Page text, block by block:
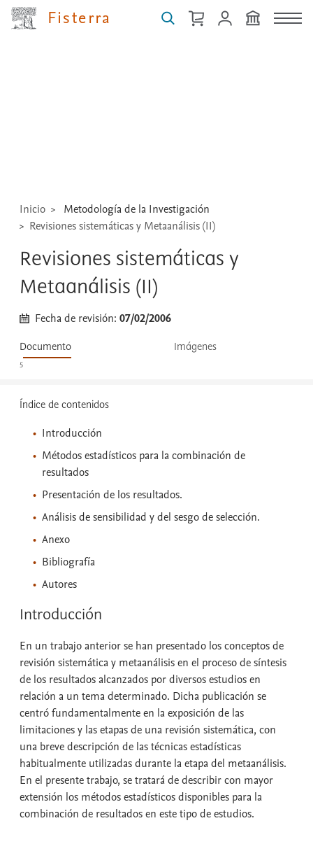
Fisterra
Inicio
Metodología de la Investigación
Revisiones sistemáticas y Metaanálisis (II)
Revisiones sistemáticas y
Metaanálisis (II)
Fecha de revisión:07/02/2006
Documento Imágenes
5
Índice de contenidos
Introducción
Métodos estadísticos para la combinación de
resultados
Presentación de los resultados.
Análisis de sensibilidad y del sesgo de selección.
Anexo
Bibliografía
Autores
Introducción
En un trabajo anterior se han presentado los conceptos de
revisión sistemática y metaanálisis en el proceso de síntesis
de los resultados alcanzados por diversos estudios en
relación a un tema determinado. Dicha publicación se
centró fundamentalmente en la exposición de las
limitaciones y las etapas de una revisión sistemática, con
una breve descripción de las técnicas estadísticas
habitualmente utilizadas durante la etapa del metaanálisis.
En el presente trabajo, se tratará de describir con mayor
extensión los métodos estadísticos disponibles para la
combinación de resultados en este tipo de estudios.